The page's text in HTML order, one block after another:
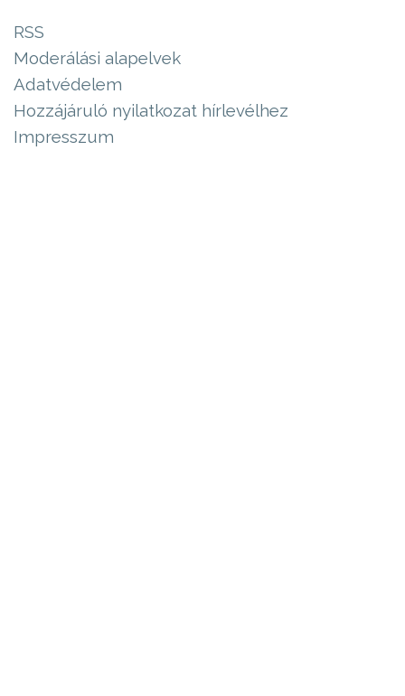
RSS
Moderálási alapelvek
Adatvédelem
Hozzájáruló nyilatkozat hírlevélhez
Impresszum